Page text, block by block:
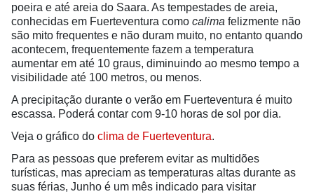
poeira e até areia do Saara. As tempestades de areia,
conhecidas em Fuerteventura como calima felizmente não
são mito frequentes e não duram muito, no entanto quando
acontecem, frequentemente fazem a temperatura
aumentar em até 10 graus, diminuindo ao mesmo tempo a
visibilidade até 100 metros, ou menos.
A precipitação durante o verão em Fuerteventura é muito
escassa. Poderá contar com 9-10 horas de sol por dia.
Veja o gráfico do clima de Fuerteventura.
Para as pessoas que preferem evitar as multidões
turísticas, mas apreciam as temperaturas altas durante as
suas férias, Junho é um mês indicado para visitar